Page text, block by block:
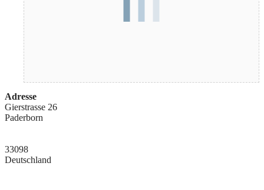
Adresse
Gierstrasse 26
Paderborn
33098
Deutschland